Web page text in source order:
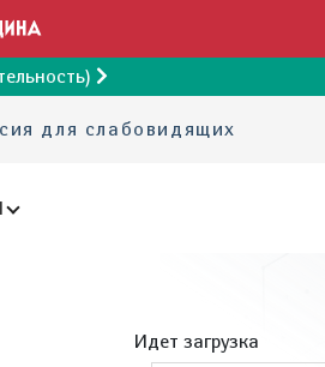
для слабовидящих
Идет загрузка